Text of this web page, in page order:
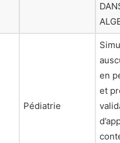
Pédiatrie
en
et